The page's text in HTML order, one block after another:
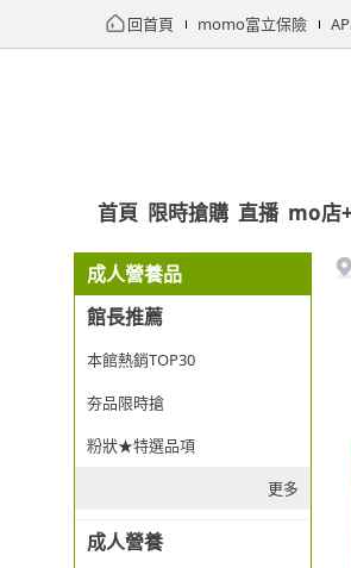
回首頁 momo富立保險
首頁 限時搶購 直播 mo店+
成人營養品
館長推薦
本館熱銷TOP30
夯品限時搶
粉狀★特選品項
更多
成人營養